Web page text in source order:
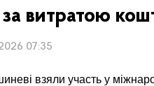
витратою
07:35
взяли участь у